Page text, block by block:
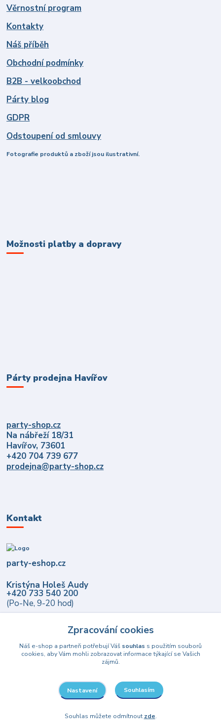
Věrnostní program
Kontakty
Náš příběh
Obchodní podmínky
B2B - velkoobchod
Párty blog
GDPR
Odstoupení od smlouvy
Fotografie produktů a zboží jsou ilustrativní.
Možnosti platby a dopravy
Párty prodejna Havířov
party-shop.cz
Na nábřeží 18/31
Havířov, 73601
+420 704 739 677
prodejna@party-shop.cz
Kontakt
party-eshop.cz
Kristýna Holeš Audy
+420 733 540 200
(Po-Ne, 9-20 hod)
Upravit sběr cookies.
© 2021-2026 party-eshop.cz
Zpracování cookies
Náš e-shop a partneři potřebují Váš souhlas s použitím souborů
cookies, aby Vám mohli zobrazovat informace týkající se Vašich
zájmů.
Nastavení Souhlasím
Souhlas můžete odmítnout zde.